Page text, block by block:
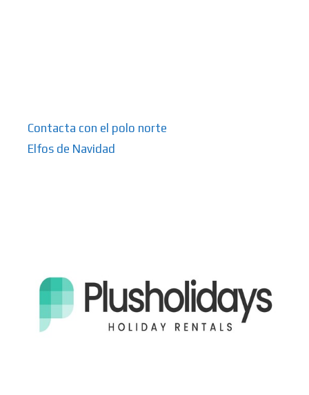
Contacta con el polo norte
Elfos de Navidad